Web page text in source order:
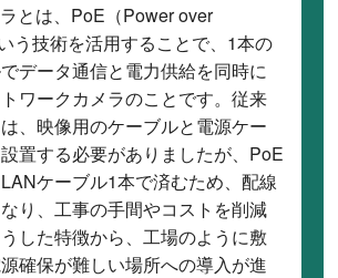
とは、PoE（Power over
う技術を活用することで、1本の
データ通信と電力供給を同時に
ワークカメラのことです。従来
、映像用のケーブルと電源ケー
置する必要がありましたが、PoE
ケーブル1本で済むため、配線
り、工事の手間やコストを削減
した特徴から、工場のように敷
確保が難しい場所への導入が進